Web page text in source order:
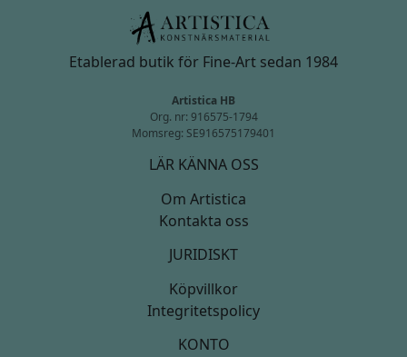
Etablerad butik för Fine-Art sedan 1984
Artistica HB
Org. nr: 916575-1794
Momsreg: SE916575179401
LÄR KÄNNA OSS
Om Artistica
Kontakta oss
JURIDISKT
Köpvillkor
Integritetspolicy
KONTO